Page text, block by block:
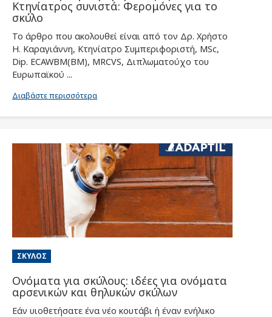
Κτηνίατρος συνιστά: Φερομόνες για το
σκύλο
Το άρθρο που ακολουθεί είναι από τον Δρ. Χρήστο
Η. Καραγιάννη, Κτηνίατρο Συμπεριφοριστή, MSc,
Dip. ECAWBM(BM), MRCVS, Διπλωματούχο του
Ευρωπαϊκού ...
Διαβάστε περισσότερα
ΣΚΥΛΟΣ
Ονόματα για σκύλους: ιδέες για ονόματα
αρσενικών και θηλυκών σκύλων
Εάν υιοθετήσατε ένα νέο κουτάβι ή έναν ενήλικο